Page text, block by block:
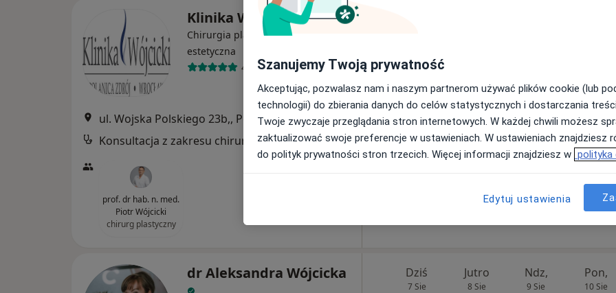
Klinika Wójcicki
Chirurgia plastyczna, Medycyna
estetyczna
456 opinii
ul. Wojska Polskiego 23b,, Polanica Zdrój• Mapa
Konsultacja z zakresu chirurgii plastycznejod 350 zł
prof. dr hab. n. med.
Piotr Wójcicki
chirurg plastyczny
Pokaż profil
dr Aleksandra Wójcicka Dziś
7 Sie
Jutro
8 Sie
Ndz,
9 Sie
Pon,
10 Sie
Szanujemy Twoją prywatność
Akceptując, pozwalasz nam i naszym partnerom używać plików cookie (lub
technologii) do zbierania danych do celów statystycznych i dostarczania
Twoje zwyczaje przeglądania stron internetowych. W każdej chwili możesz
zaktualizować swoje preferencje w ustawieniach. W ustawieniach znajdziesz
do polityk prywatności stron trzecich. Więcej informacji znajdziesz w polityka
Edytuj ustawienia